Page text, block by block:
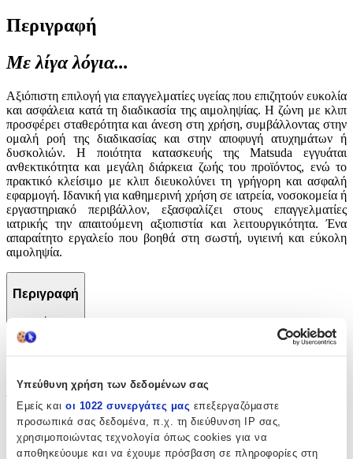
Υπεύθυνη χρήση των δεδομένων σας
Εμείς και οι 1022 συνεργάτες μας επεξεργαζόμαστε
προσωπικά σας δεδομένα, π.χ. τη διεύθυνση IP σας,
χρησιμοποιώντας τεχνολογία όπως cookies για να
αποθηκεύουμε και να έχουμε πρόσβαση σε πληροφορίες στη
Περιγραφή
Με λίγα λόγια...
Αξιόπιστη επιλογή για επαγγελματίες υγείας που επιζητούν ευκολία
και ασφάλεια κατά τη διαδικασία της αιμοληψίας. Η ζώνη με κλιπ
προσφέρει σταθερότητα και άνεση στη χρήση, συμβάλλοντας στην
ομαλή ροή της διαδικασίας και στην αποφυγή ατυχημάτων ή
δυσκολιών. Η ποιότητα κατασκευής της Matsuda εγγυάται
ανθεκτικότητα και μεγάλη διάρκεια ζωής του προϊόντος, ενώ το
πρακτικό κλείσιμο με κλιπ διευκολύνει τη γρήγορη και ασφαλή
εφαρμογή. Ιδανική για καθημερινή χρήση σε ιατρεία, νοσοκομεία ή
εργαστηριακό περιβάλλον, εξασφαλίζει στους επαγγελματίες
ιατρικής την απαιτούμενη αξιοπιστία και λειτουργικότητα. Ένα
απαραίτητο εργαλείο που βοηθά στη σωστή, υγιεινή και εύκολη
αιμοληψία.
Περιγραφή
+
Περιγραφή
Με λίγα λόγια...
Αξιόπιστη επιλογή για επαγγελματίες υγείας που επιζητούν ευκολία
και ασφάλεια κατά τη διαδικασία της αιμοληψίας. Η ζώνη με κλιπ
προσφέρει σταθερότητα και άνεση στη χρήση, συμβάλλοντας στην